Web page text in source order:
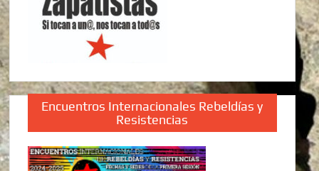
Encuentros Internacionales Rebeldías y
Resistencias